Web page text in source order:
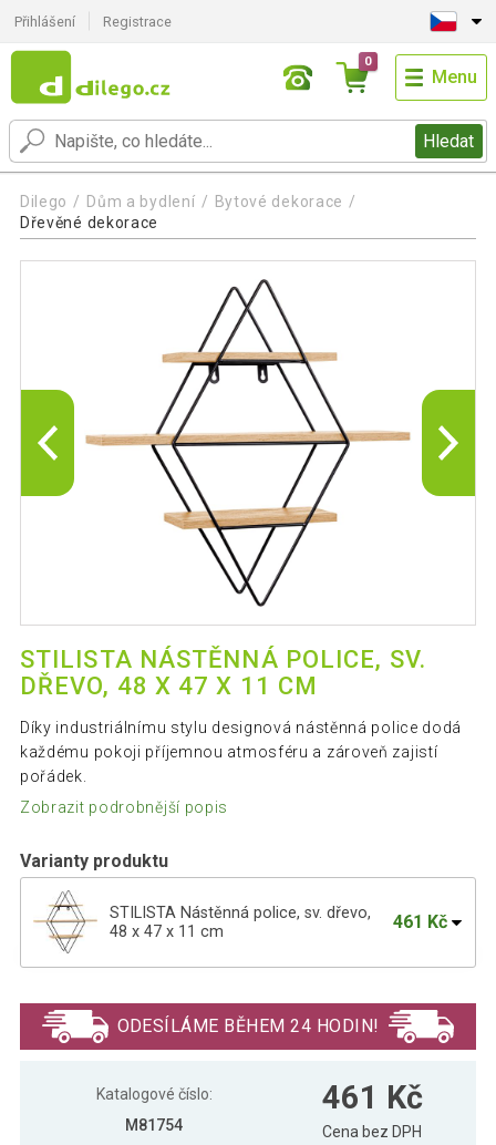
Přihlášení Registrace
Hledat
0
Menu
Dilego Dům a bydlení
Bytové dekorace
Dřevěné dekorace
STILISTA NÁSTĚNNÁ POLICE, SV.
DŘEVO, 48 X 47 X 11 CM
Díky industriálnímu stylu designová nástěnná police dodá
každému pokoji příjemnou atmosféru a zároveň zajistí
pořádek.
Zobrazit podrobnější popis
Varianty produktu
STILISTA Nástěnná police, sv. dřevo,
48 x 47 x 11 cm
461 Kč
x 47 x 11 cm
ODESÍLÁME BĚHEM 24 HODIN!
Katalogové číslo:
M81754
461 Kč
Cena bez DPH